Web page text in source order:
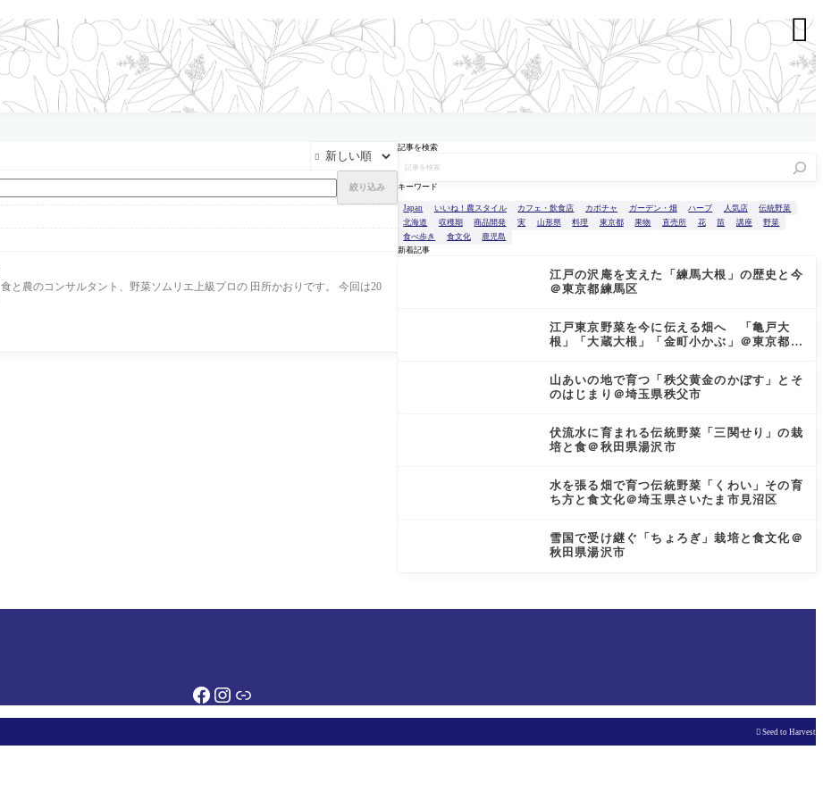


絞り込み
と農のコンサルタント、野菜ソムリエ上級プロの 田所かおりです。 今回は20
記事を検索
キーワード
Japan いいね！農スタイル カフェ・飲食店 カボチャ ガーデン・畑 ハーブ 人気店
伝統野菜
北海道
収穫期 商品開発 実 山形県 料理 東京都 果物 直売所 花 苗 講座
野菜
食べ歩き
食文化
鹿児島
新着記事
江戸の沢庵を支えた「練馬大根」の歴史と今
＠東京都練馬区
江戸東京野菜を今に伝える畑へ 「亀戸大
根」「大蔵大根」「金町小かぶ」＠東京都小
山あいの地で育つ「秩父黄金のかぼす」とそ
のはじまり＠埼玉県秩父市
伏流水に育まれる伝統野菜「三関せり」の栽
培と食＠秋田県湯沢市
水を張る畑で育つ伝統野菜「くわい」その育
ち方と食文化＠埼玉県さいたま市見沼区
雪国で受け継ぐ「ちょろぎ」栽培と食文化＠
秋田県湯沢市
 Seed to Harvest